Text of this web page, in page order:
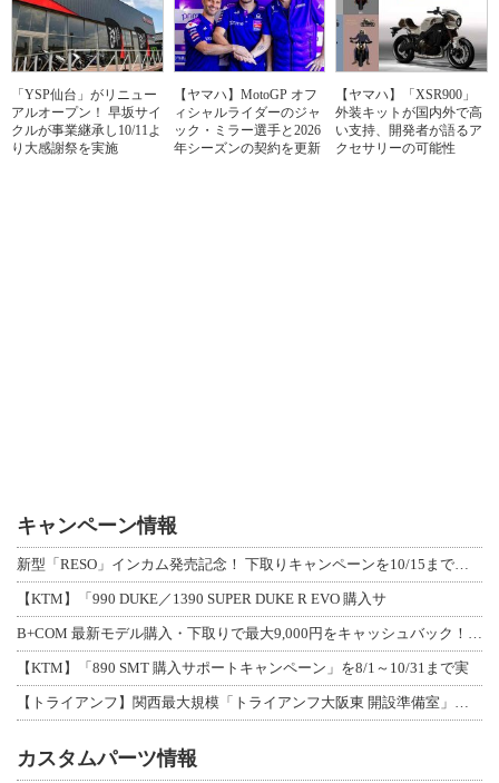
「YSP仙台」がリニュー
アルオープン！ 早坂サイ
クルが事業継承し10/11よ
り大感謝祭を実施
【ヤマハ】MotoGP オフ
ィシャルライダーのジャ
ック・ミラー選手と2026
年シーズンの契約を更新
【ヤマハ】「XSR900」
外装キットが国内外で高
い支持、開発者が語るア
クセサリーの可能性
キャンペーン情報
【KTM】「990 DUKE／1390 SUPER DUKE R EVO 購入サ
【KTM】「890 SMT 購入サポートキャンペーン」を8/1～10/31まで実
カスタムパーツ情報